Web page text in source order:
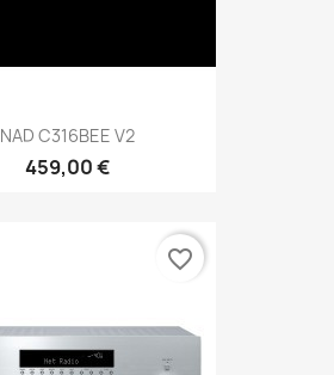
NAD C316BEE V2
459,00 €
favorite_border